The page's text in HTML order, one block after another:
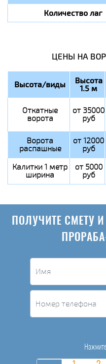
Количество лаг
ЦЕНЫ НА
Высота/виды Высота
1.5 м
Откатные
ворота
от 35000
руб
Ворота
распашные
от 12000
руб
Калитки 1 метр
ширина
от 5000
руб
ПОЛУЧИТЕ СМЕТУ